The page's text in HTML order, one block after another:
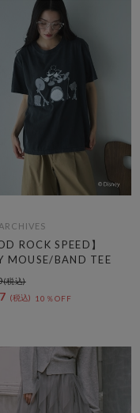
ROCK SPEED】
MOUSE/BAND TEE
10％OFF